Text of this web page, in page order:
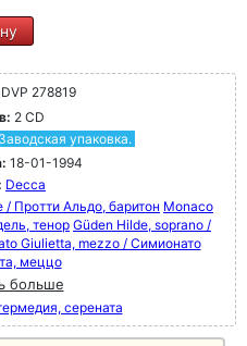
278819
2 CD
упаковка.
18-01-1994
Decca
/ Протти Альдо, баритон Monaco
тенор Güden Hilde, soprano /
Giulietta, mezzo / Симионато
меццо
больше
серената